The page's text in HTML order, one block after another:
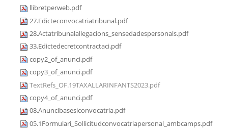
llibretperweb.pdf
27.Edicteconvocatriatribunal.pdf
28.Actatribunalallegacions_sensedadespersonals.pdf
33.Edictedecretcontractaci.pdf
copy2_of_anunci.pdf
copy3_of_anunci.pdf
TextRefs_OF.19TAXALLARINFANTS2023.pdf
copy4_of_anunci.pdf
08.Anuncibasesiconvocatria.pdf
05.1Formulari_Sollicitudconvocatriapersonal_ambcamps.pdf